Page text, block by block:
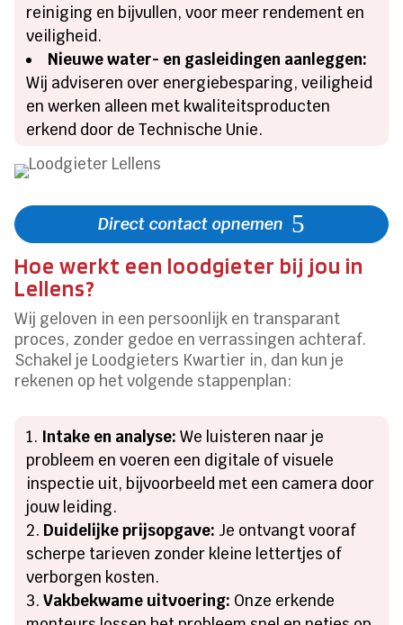
reiniging en bijvullen, voor meer rendement en
veiligheid.
Nieuwe water- en gasleidingen aanleggen:
Wij adviseren over energiebesparing, veiligheid
en werken alleen met kwaliteitsproducten
erkend door de Technische Unie.
Direct contact opnemen
Hoe werkt een loodgieter bij jou in
Lellens?
Wij geloven in een persoonlijk en transparant
proces, zonder gedoe en verrassingen achteraf.
Schakel je Loodgieters Kwartier in, dan kun je
rekenen op het volgende stappenplan:
Intake en analyse: We luisteren naar je
probleem en voeren een digitale of visuele
inspectie uit, bijvoorbeeld met een camera door
jouw leiding.
Duidelijke prijsopgave: Je ontvangt vooraf
scherpe tarieven zonder kleine lettertjes of
verborgen kosten.
Vakbekwame uitvoering: Onze erkende